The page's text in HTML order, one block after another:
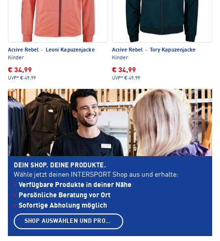
Active Rebel ·
Leoni Kapuzenjacke
Kinder
€ 34,99
UVP* € 49,99
Active Rebel ·
Tory Kapuzenjacke
Kinder
€ 34,99
UVP* € 49,99
DEIN SHOP. DEINE PRODUKTE.
Wähle jetzt deinen INTERSPORT Shop aus und erhalte:
Verfügbare Produkte in deiner Nähe
Persönliche Beratung vor Ort
Sofortige Abholung möglich
SHOP AUSWÄHLEN UND PRODUKTE ANZEIGEN